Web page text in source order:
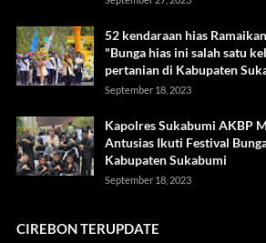
52 kendaraan hias
"Bunga hias ini salah satu
pertanian di Kabupaten
September 18, 2023
Kapolres Sukabumi AKBP
Antusias Ikuti Festival
Kabupaten Sukabumi
September 18, 2023
CIREBON TERUPDATE